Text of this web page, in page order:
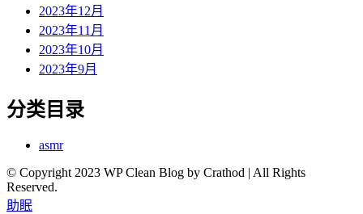
2023年12月
2023年11月
2023年10月
2023年9月
分类目录
asmr
© Copyright 2023 WP Clean Blog by Crathod | All Rights
Reserved.
助眠